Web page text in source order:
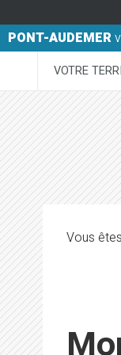
PONT-AUDEMER
VOTRE
Vous